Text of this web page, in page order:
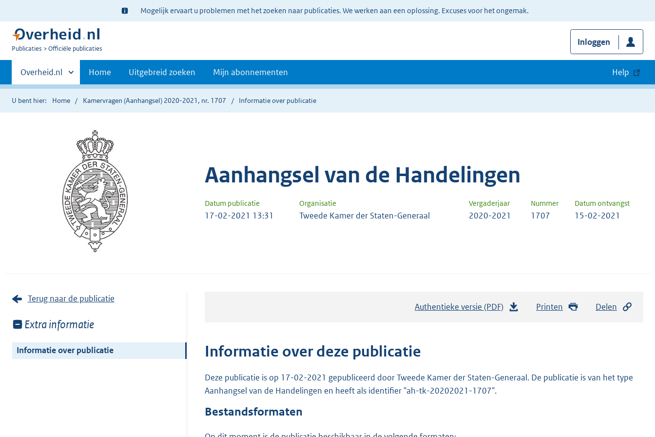
Ter
informatie:
Mogelijk ervaart u problemen met het zoeken naar publicaties. We werken aan een oplossing. Excuses voor het ongemak.
U
Publicaties Officiële publicaties
Inloggen
Primaire
navigatie
Andere
sites
binnen
Overheid.nl Home Uitgebreid zoeken Mijn abonnementen Help
U bent hier: Home Kamervragen (Aanhangsel) 2020-2021, nr. 1707 Informatie over publicatie
Aanhangsel van de Handelingen
Datum publicatie Organisatie Vergaderjaar Nummer Datum ontvangst
17-02-2021 13:31 Tweede Kamer der Staten-Generaal 2020-2021 1707 15-02-2021
Terug naar de publicatie
Toon
van:
Extra informatie
Informatie over publicatie
Authentieke versie (PDF) Printen Delen
Informatie over deze publicatie
Deze publicatie is op 17-02-2021 gepubliceerd door Tweede Kamer der Staten-Generaal. De publicatie is van het type
Aanhangsel van de Handelingen en heeft als identifier "ah-tk-20202021-1707".
Bestandsformaten